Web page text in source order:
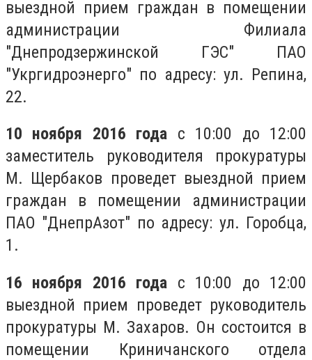
выездной прием граждан в помещении
администрации Филиала
"Днепродзержинской ГЭС" ПАО
"Укргидроэнерго" по адресу: ул. Репина,
22.
10 ноября 2016 года с 10:00 до 12:00
заместитель руководителя прокуратуры
М. Щербаков проведет выездной прием
граждан в помещении администрации
ПАО "ДнепрАзот" по адресу: ул. Горобца,
1.
16 ноября 2016 года с 10:00 до 12:00
выездной прием проведет руководитель
прокуратуры М. Захаров. Он состоится в
помещении Криничанского отдела